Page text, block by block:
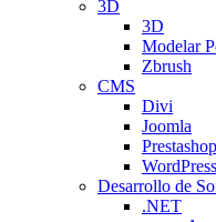
3D
3D
Modelar
Zbrush
CMS
Divi
Joomla
Prestashop
WordPress
Desarrollo de
.NET